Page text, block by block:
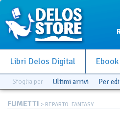
Libri Delos Digital Ebook
Sfoglia per Ultimi arrivi Per
FUMETTI > REPARTO: FANTASY